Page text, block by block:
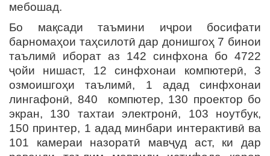
мебошад.
Бо мақсади таъмини иҷрои босифати
барномаҳои таҳсилотӣ дар донишгоҳ 7 бинои
таълимӣ иборат аз 142 синфхона бо 4722
ҷойи нишаст, 12 синфхонаи компютерӣ, 3
озмоишгоҳи таълимӣ, 1 адад синфхонаи
лингафонӣ, 840 компютер, 130 проектор бо
экран, 130 тахтаи электронӣ, 103 ноутбук,
150 принтер, 1 адад минбари интерактивӣ ва
101 камераи назоратӣ мавҷуд аст, ки дар